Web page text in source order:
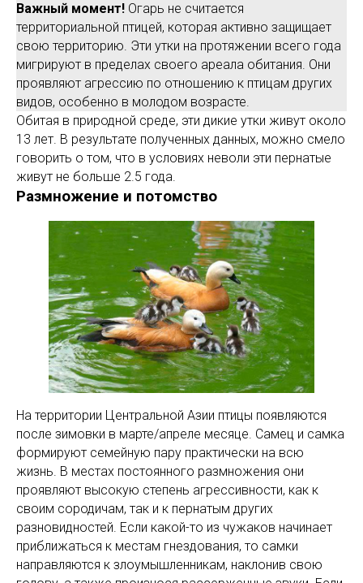
Важный момент! Огарь не считается
территориальной птицей, которая активно защищает
свою территорию. Эти утки на протяжении всего года
мигрируют в пределах своего ареала обитания. Они
проявляют агрессию по отношению к птицам других
видов, особенно в молодом возрасте.
Обитая в природной среде, эти дикие утки живут около
13 лет. В результате полученных данных, можно смело
говорить о том, что в условиях неволи эти пернатые
живут не больше 2.5 года.
Размножение и потомство
На территории Центральной Азии птицы появляются
после зимовки в марте/апреле месяце. Самец и самка
формируют семейную пару практически на всю
жизнь. В местах постоянного размножения они
проявляют высокую степень агрессивности, как к
своим сородичам, так и к пернатым других
разновидностей. Если какой-то из чужаков начинает
приближаться к местам гнездования, то самки
направляются к злоумышленникам, наклонив свою